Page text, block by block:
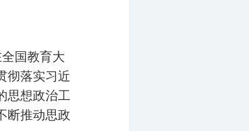
国教育大
彻落实习近
思想政治工
断推动思政